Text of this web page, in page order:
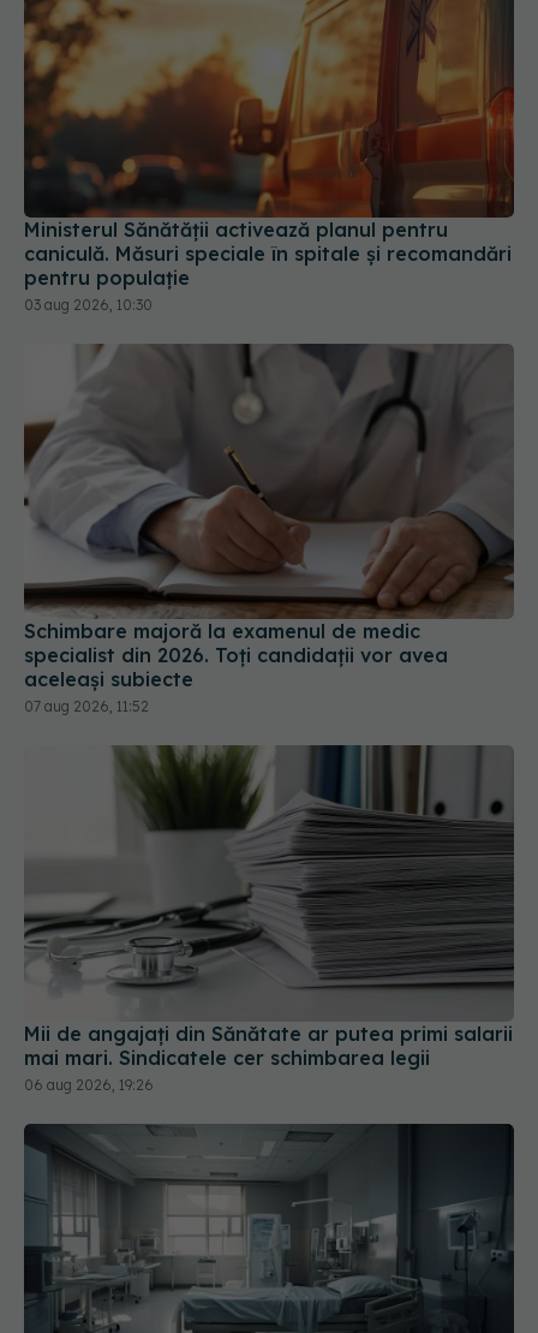
Ministerul Sănătății activează planul pentru
caniculă. Măsuri speciale în spitale și recomandări
pentru populație
03 aug 2026, 10:30
Schimbare majoră la examenul de medic
specialist din 2026. Toți candidații vor avea
aceleași subiecte
07 aug 2026, 11:52
Mii de angajați din Sănătate ar putea primi salarii
mai mari. Sindicatele cer schimbarea legii
06 aug 2026, 19:26